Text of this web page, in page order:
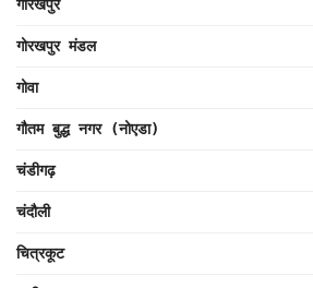
गोरखपुर
गोरखपुर मंडल
गोवा
गौतम बुद्ध नगर (नोएडा)
चंडीगढ़
चंदौली
चित्रकूट